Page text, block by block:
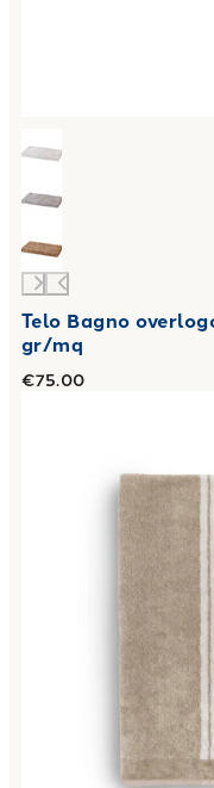
Telo Bagno
gr/mq
€75.00